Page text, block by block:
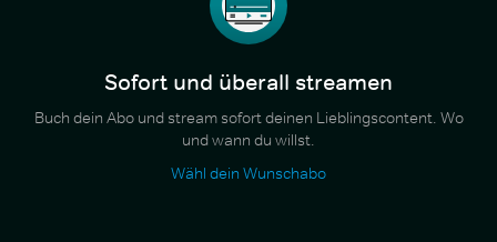
Sofort und überall streamen
Buch dein Abo und stream sofort deinen Lieblingscontent. Wo
und wann du willst.
Wähl dein Wunschabo